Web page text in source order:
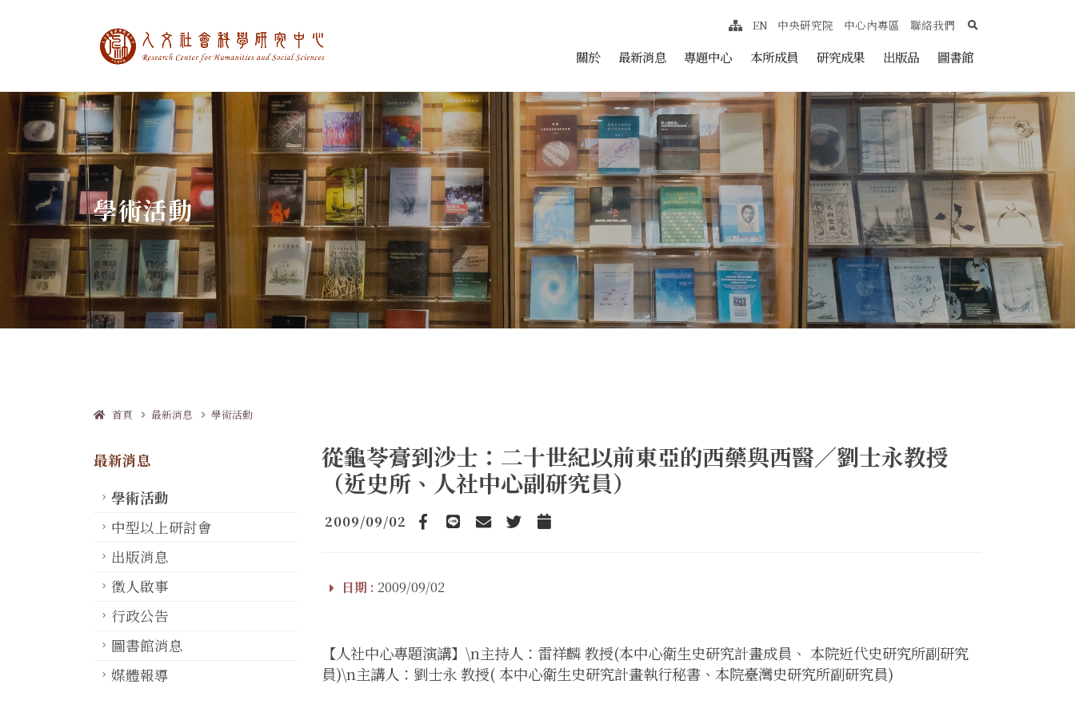
中央研究院人文社會科學研究中心 跳至中央區塊/Main Content
關於 最新消息 專題中心 本所成員 研究成果 出版品 圖書館
網站導覽
EN 中央研究院 中心內專區 聯絡我們 search
學術活動
首頁 最新消息 學術活動
最新消息
學術活動
中型以上研討會
出版消息
徵人啟事
行政公告
圖書館消息
媒體報導
從龜苓膏到沙士：二十世紀以前東亞的西藥與西醫／劉士永教授
（近史所、人社中心副研究員）
2009/09/02
Facebook TwitterAdd to Calendar
日期 : 2009/09/02
【人社中心專題演講】\n主持人：雷祥麟 教授(本中心衛生史研究計畫成員、 本院近代史研究所副研究
員)\n主講人：劉士永 教授( 本中心衛生史研究計畫執行秘書、本院臺灣史研究所副研究員)